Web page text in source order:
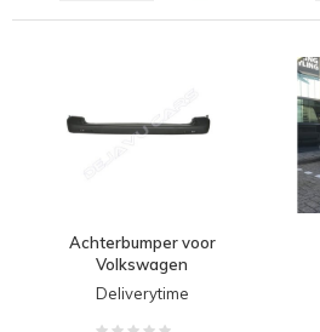
Achterbumper voor
Volkswagen
Transporter T5
Deliverytime